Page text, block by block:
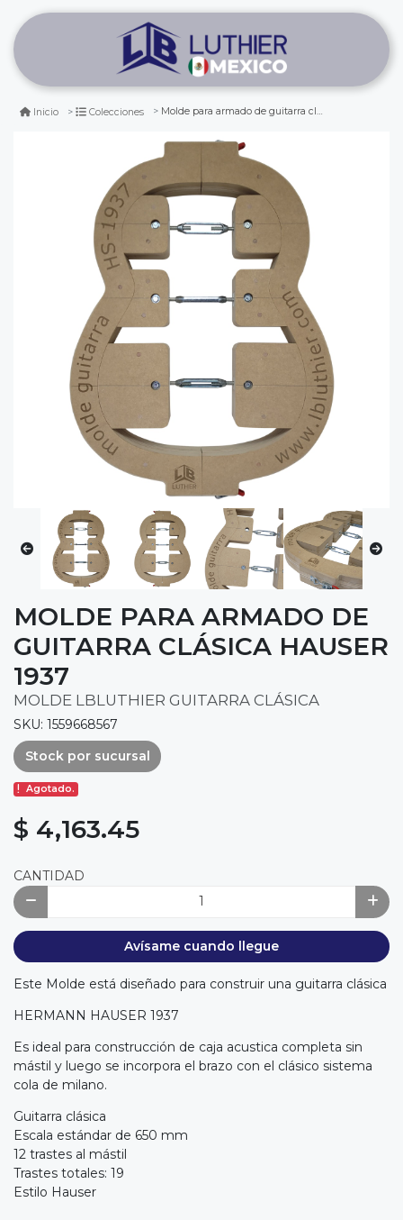
Inicio Colecciones Molde para armado de guitarra clásica hauser 1937
MOLDE PARA ARMADO DE
GUITARRA CLÁSICA HAUSER
1937
MOLDE LBLUTHIER GUITARRA CLÁSICA
SKU: 1559668567
Stock por sucursal
Agotado.
$ 4,163.45
CANTIDAD
Avísame cuando llegue
Este Molde está diseñado para construir una guitarra clásica
HERMANN HAUSER 1937
Es ideal para construcción de caja acustica completa sin
mástil y luego se incorpora el brazo con el clásico sistema
cola de milano.
Guitarra clásica
Escala estándar de 650 mm
12 trastes al mástil
Trastes totales: 19
Estilo Hauser